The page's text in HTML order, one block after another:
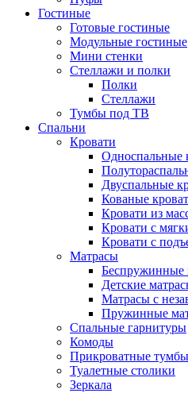
Гостиные
Готовые гостиные
Модульные гостиные
Мини стенки
Стеллажи и полки
Полки
Стеллажи
Тумбы под ТВ
Спальни
Кровати
Односпальные
Двуспальные
Кованые
Кровати из
Кровати с
Кровати с
Матрасы
Беспружинные
Детские
Матрасы с
Пружинные
Спальные гарнитуры
Комоды
Прикроватные тумбы
Туалетные столики
Зеркала